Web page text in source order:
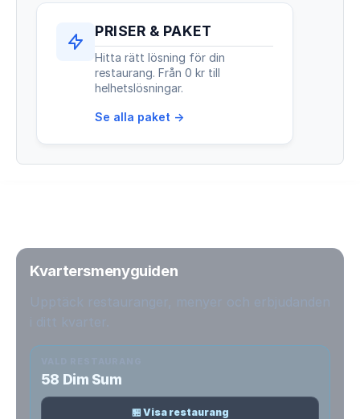
PRISER & PAKET
Hitta rätt lösning för din
restaurang. Från 0 kr till
helhetslösningar.
Se alla paket →
Kvartersmenyguiden
58 Dim Sum
🏪 Visa restaurang